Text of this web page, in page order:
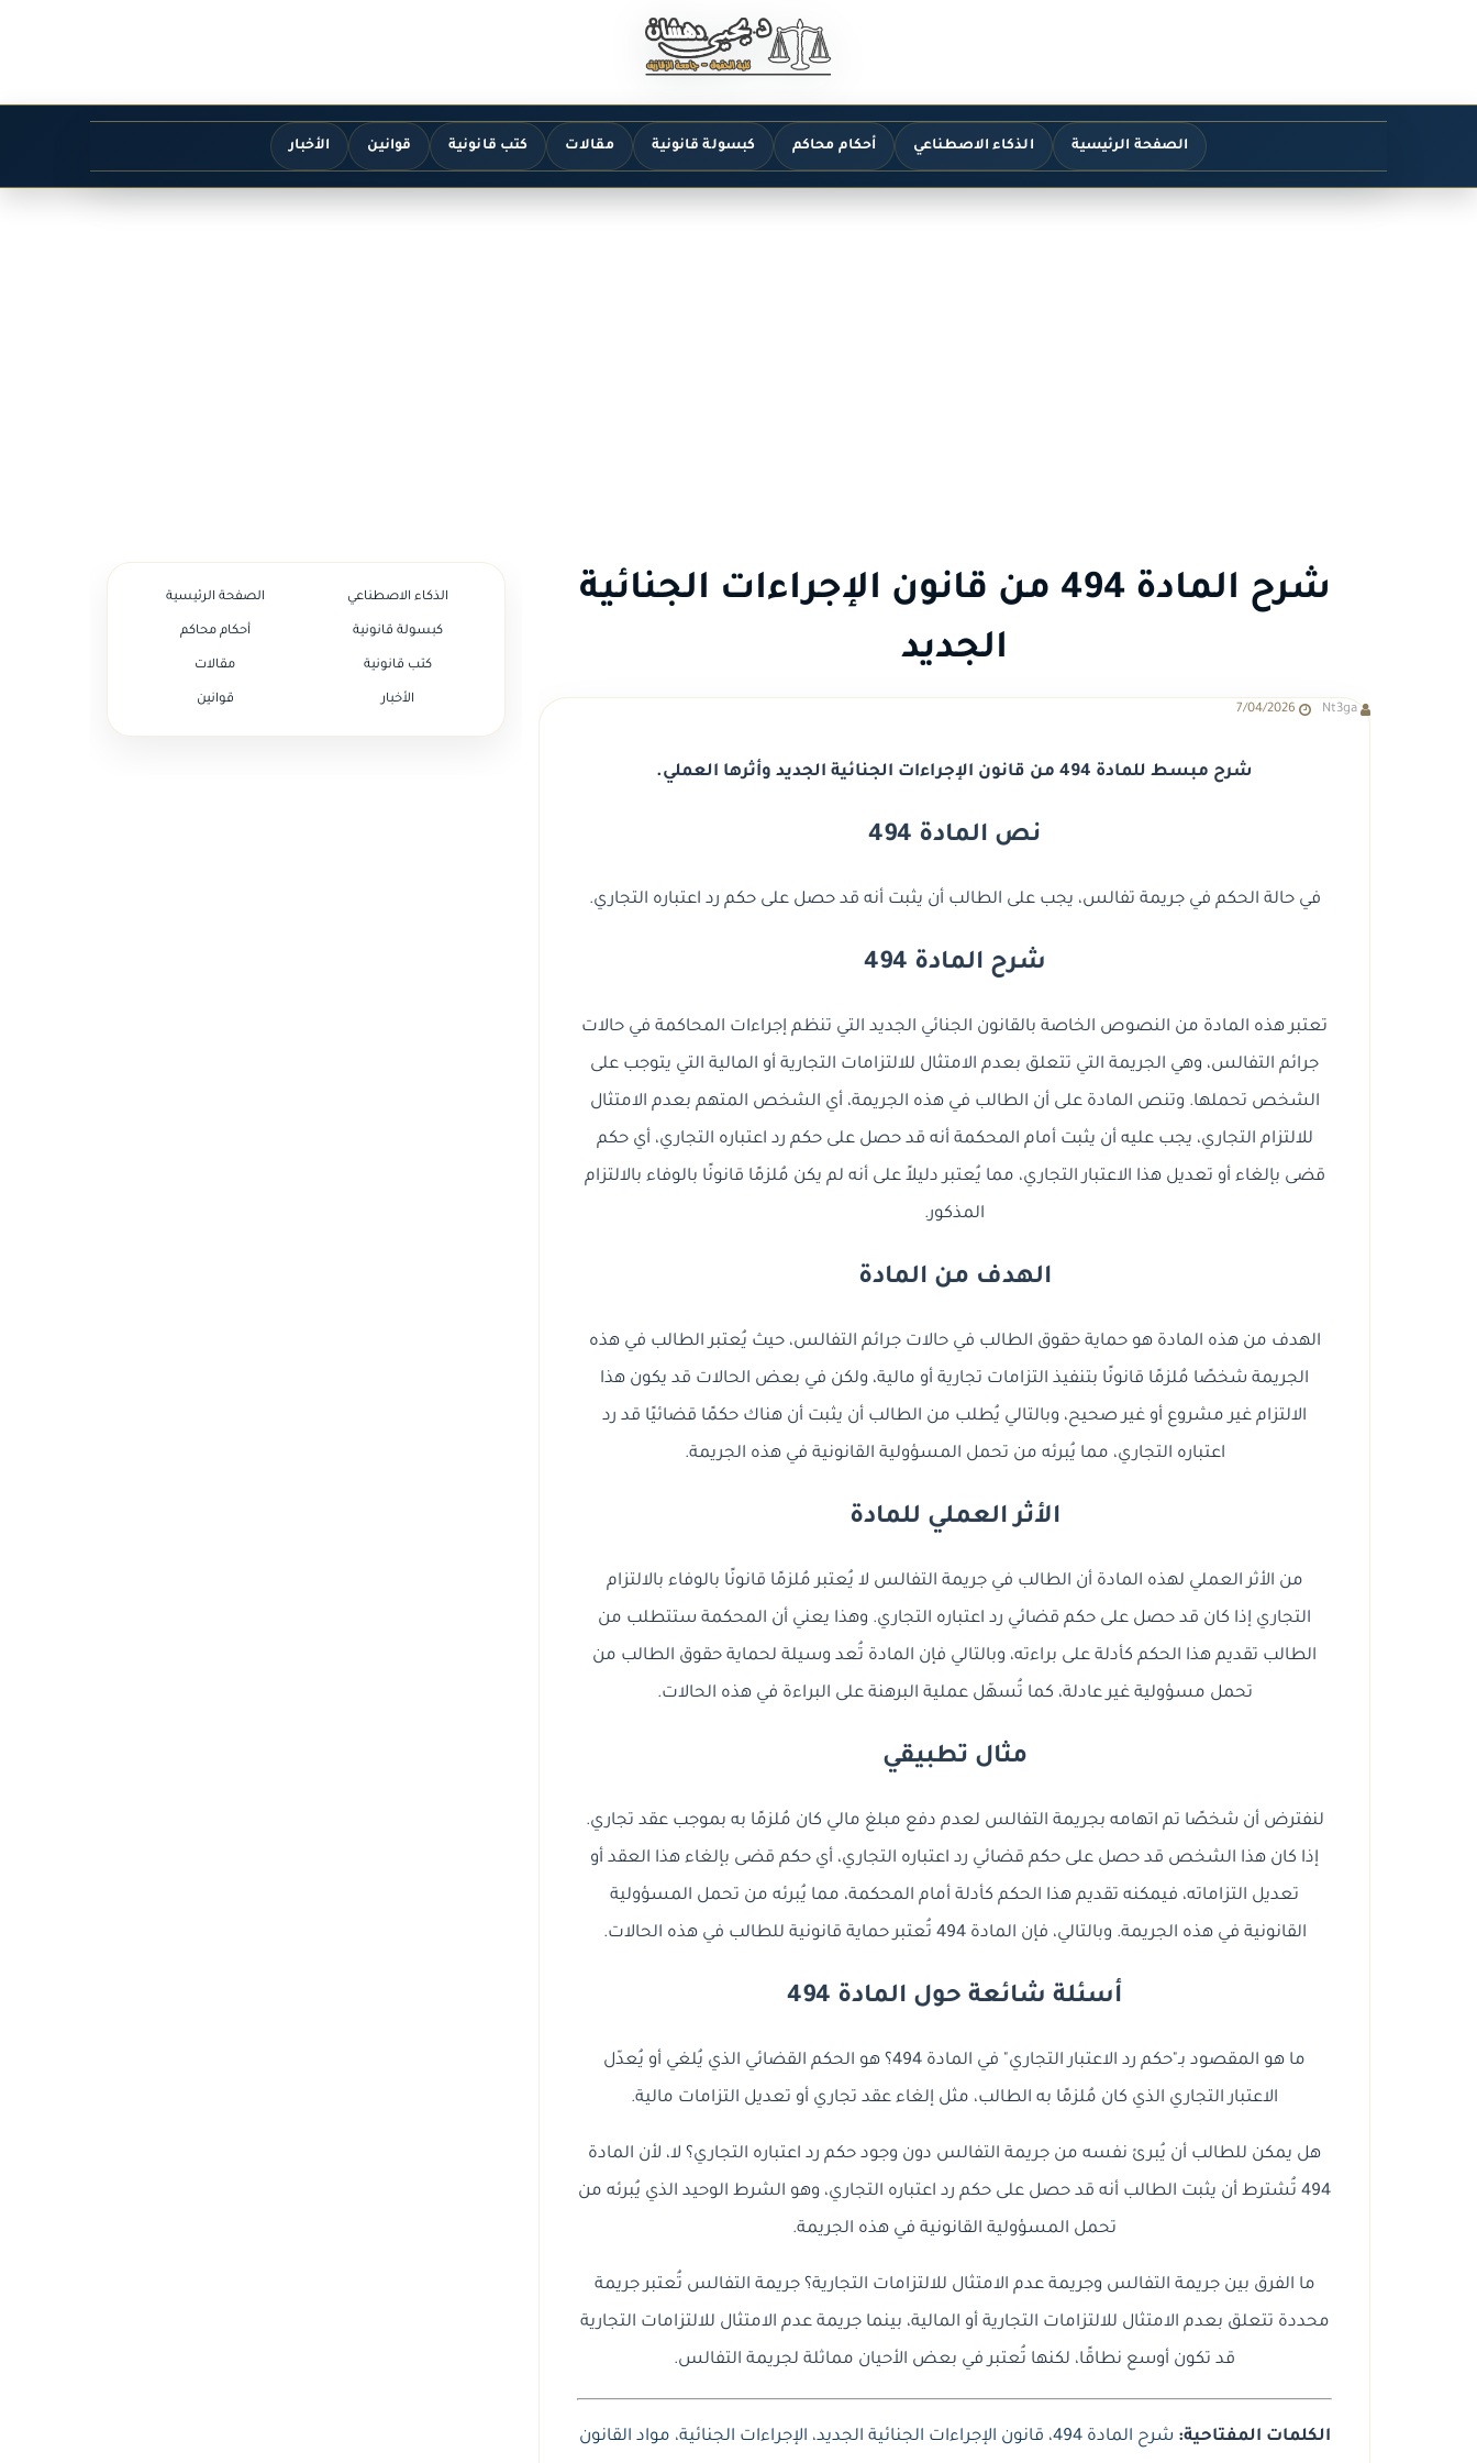
الصفحة الرئيسية الذكاء الاصطناعي أحكام محاكم كبسولة قانونية مقالات كتب قانونية قوانين الأخبار
شرح المادة 494 من قانون الإجراءات الجنائية
الجديد
Nt3ga
7/04/2026
شرح مبسط للمادة 494 من قانون الإجراءات الجنائية الجديد وأثرها العملي.
نص المادة 494
في حالة الحكم في جريمة تفالس، يجب على الطالب أن يثبت أنه قد حصل على حكم رد اعتباره التجاري.
شرح المادة 494
تعتبر هذه المادة من النصوص الخاصة بالقانون الجنائي الجديد التي تنظم إجراءات المحاكمة في حالات
جرائم التفالس، وهي الجريمة التي تتعلق بعدم الامتثال للالتزامات التجارية أو المالية التي يتوجب على
الشخص تحملها. وتنص المادة على أن الطالب في هذه الجريمة، أي الشخص المتهم بعدم الامتثال
للالتزام التجاري، يجب عليه أن يثبت أمام المحكمة أنه قد حصل على حكم رد اعتباره التجاري، أي حكم
قضى بإلغاء أو تعديل هذا الاعتبار التجاري، مما يُعتبر دليلاً على أنه لم يكن مُلزمًا قانونًا بالوفاء بالالتزام
المذكور.
الهدف من المادة
الهدف من هذه المادة هو حماية حقوق الطالب في حالات جرائم التفالس، حيث يُعتبر الطالب في هذه
الجريمة شخصًا مُلزمًا قانونًا بتنفيذ التزامات تجارية أو مالية، ولكن في بعض الحالات قد يكون هذا
الالتزام غير مشروع أو غير صحيح، وبالتالي يُطلب من الطالب أن يثبت أن هناك حكمًا قضائيًا قد رد
اعتباره التجاري، مما يُبرئه من تحمل المسؤولية القانونية في هذه الجريمة.
الأثر العملي للمادة
من الأثر العملي لهذه المادة أن الطالب في جريمة التفالس لا يُعتبر مُلزمًا قانونًا بالوفاء بالالتزام
التجاري إذا كان قد حصل على حكم قضائي رد اعتباره التجاري. وهذا يعني أن المحكمة ستتطلب من
الطالب تقديم هذا الحكم كأدلة على براءته، وبالتالي فإن المادة تُعد وسيلة لحماية حقوق الطالب من
تحمل مسؤولية غير عادلة، كما تُسهّل عملية البرهنة على البراءة في هذه الحالات.
مثال تطبيقي
لنفترض أن شخصًا تم اتهامه بجريمة التفالس لعدم دفع مبلغ مالي كان مُلزمًا به بموجب عقد تجاري.
إذا كان هذا الشخص قد حصل على حكم قضائي رد اعتباره التجاري، أي حكم قضى بإلغاء هذا العقد أو
تعديل التزاماته، فيمكنه تقديم هذا الحكم كأدلة أمام المحكمة، مما يُبرئه من تحمل المسؤولية
القانونية في هذه الجريمة. وبالتالي، فإن المادة 494 تُعتبر حماية قانونية للطالب في هذه الحالات.
أسئلة شائعة حول المادة 494
ما هو المقصود بـ"حكم رد الاعتبار التجاري" في المادة 494؟ هو الحكم القضائي الذي يُلغي أو يُعدّل
الاعتبار التجاري الذي كان مُلزمًا به الطالب، مثل إلغاء عقد تجاري أو تعديل التزامات مالية.
هل يمكن للطالب أن يُبرئ نفسه من جريمة التفالس دون وجود حكم رد اعتباره التجاري؟ لا، لأن المادة
494 تُشترط أن يثبت الطالب أنه قد حصل على حكم رد اعتباره التجاري، وهو الشرط الوحيد الذي يُبرئه من
تحمل المسؤولية القانونية في هذه الجريمة.
ما الفرق بين جريمة التفالس وجريمة عدم الامتثال للالتزامات التجارية؟ جريمة التفالس تُعتبر جريمة
محددة تتعلق بعدم الامتثال للالتزامات التجارية أو المالية، بينما جريمة عدم الامتثال للالتزامات التجارية
قد تكون أوسع نطاقًا، لكنها تُعتبر في بعض الأحيان مماثلة لجريمة التفالس.
الكلمات المفتاحية: شرح المادة 494 ، قانون الإجراءات الجنائية الجديد، الإجراءات الجنائية، مواد القانون
الصفحة الرئيسية الذكاء الاصطناعي
أحكام محاكم كبسولة قانونية
مقالات كتب قانونية
قوانين الأخبار